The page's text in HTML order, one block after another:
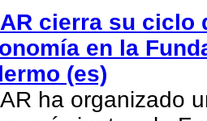
cierra su ciclo
en la
(es)
ha organizado